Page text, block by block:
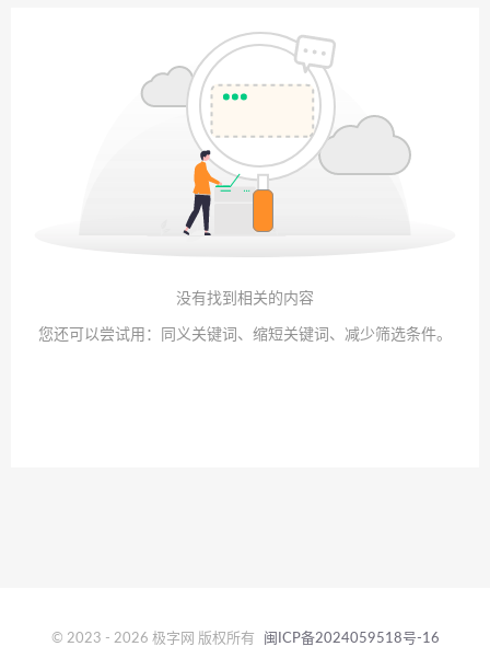
没有找到相关的内容
您还可以尝试用：同义关键词、缩短关键词、减少筛选条件。
© 2023 - 2026 极字网 版权所有 闽ICP备2024059518号-16